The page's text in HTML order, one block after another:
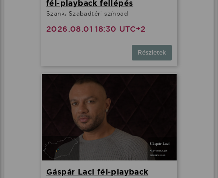
fél-playback fellépés
Szank, Szabadtéri színpad
2026.08.01 18:30 UTC+2
Részletek
Gáspár Laci fél-playback